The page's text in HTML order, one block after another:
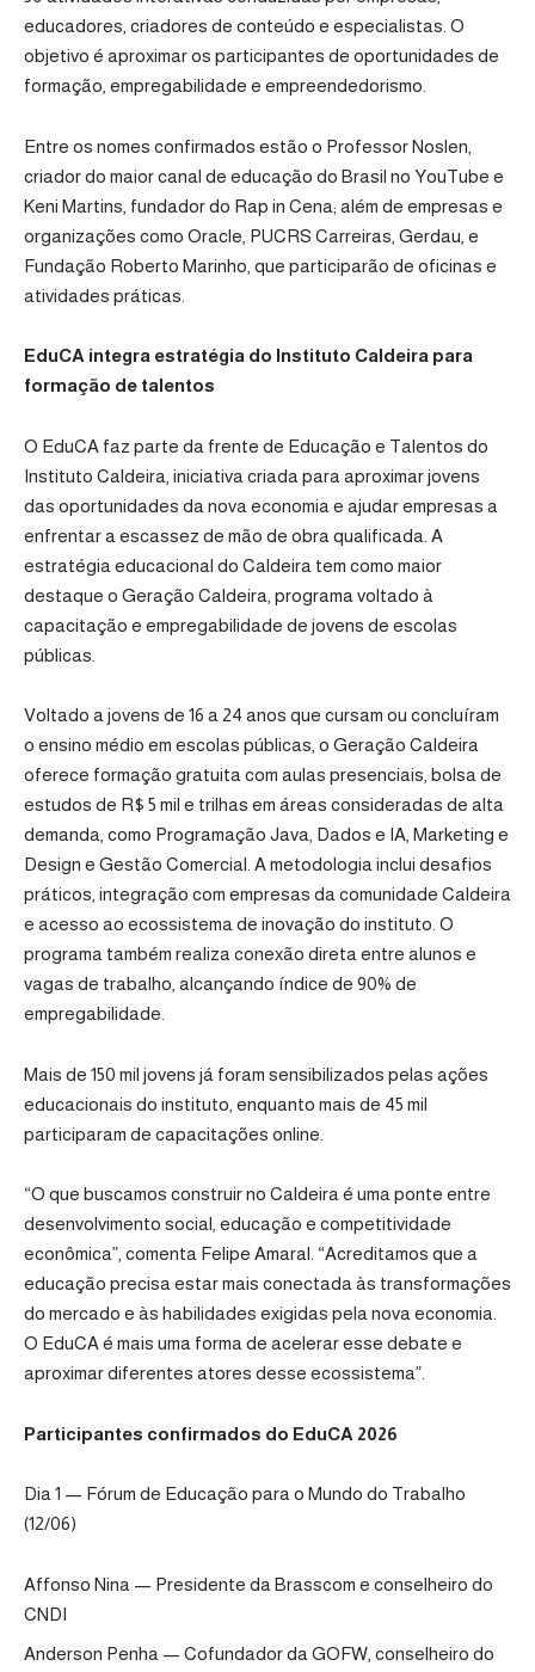
educadores, criadores de conteúdo e especialistas. O
objetivo é aproximar os participantes de oportunidades de
formação, empregabilidade e empreendedorismo.
Entre os nomes confirmados estão o Professor Noslen,
criador do maior canal de educação do Brasil no YouTube e
Keni Martins, fundador do Rap in Cena; além de empresas e
organizações como Oracle, PUCRS Carreiras, Gerdau, e
Fundação Roberto Marinho, que participarão de oficinas e
atividades práticas.
EduCA integra estratégia do Instituto Caldeira para
formação de talentos
O EduCA faz parte da frente de Educação e Talentos do
Instituto Caldeira, iniciativa criada para aproximar jovens
das oportunidades da nova economia e ajudar empresas a
enfrentar a escassez de mão de obra qualificada. A
estratégia educacional do Caldeira tem como maior
destaque o Geração Caldeira, programa voltado à
capacitação e empregabilidade de jovens de escolas
públicas.
Voltado a jovens de 16 a 24 anos que cursam ou concluíram
o ensino médio em escolas públicas, o Geração Caldeira
oferece formação gratuita com aulas presenciais, bolsa de
estudos de R$ 5 mil e trilhas em áreas consideradas de alta
demanda, como Programação Java, Dados e IA, Marketing e
Design e Gestão Comercial. A metodologia inclui desafios
práticos, integração com empresas da comunidade Caldeira
e acesso ao ecossistema de inovação do instituto. O
programa também realiza conexão direta entre alunos e
vagas de trabalho, alcançando índice de 90% de
empregabilidade.
Mais de 150 mil jovens já foram sensibilizados pelas ações
educacionais do instituto, enquanto mais de 45 mil
participaram de capacitações online.
“O que buscamos construir no Caldeira é uma ponte entre
desenvolvimento social, educação e competitividade
econômica”, comenta Felipe Amaral. “Acreditamos que a
educação precisa estar mais conectada às transformações
do mercado e às habilidades exigidas pela nova economia.
O EduCA é mais uma forma de acelerar esse debate e
aproximar diferentes atores desse ecossistema”.
Participantes confirmados do EduCA 2026
Dia 1 — Fórum de Educação para o Mundo do Trabalho
(12/06)
Affonso Nina — Presidente da Brasscom e conselheiro do
CNDI
Anderson Penha — Cofundador da GOFW, conselheiro do